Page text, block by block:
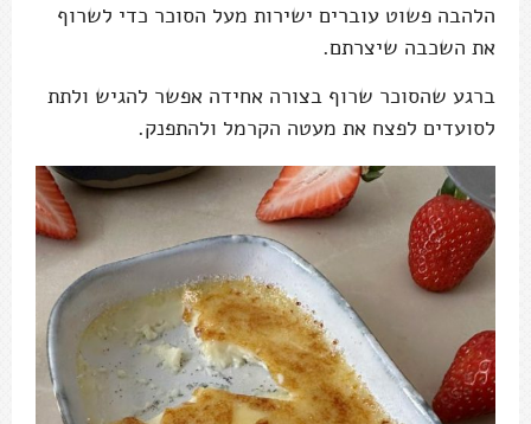
הלהבה פשוט עוברים ישירות מעל הסוכר כדי לשרוף
את השכבה שיצרתם.
ברגע שהסוכר שרוף בצורה אחידה אפשר להגיש ולתת
לסועדים לפצח את מעטה הקרמל ולהתפנק.